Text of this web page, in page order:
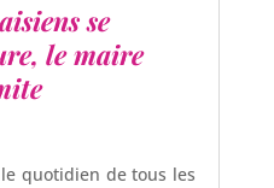
se
le maire
quotidien de tous les